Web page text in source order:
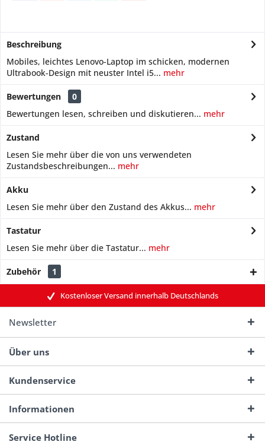
Beschreibung
Mobiles, leichtes Lenovo-Laptop im schicken, modernen
Ultrabook-Design mit neuster Intel i5... mehr
Bewertungen
0
Bewertungen lesen, schreiben und diskutieren... mehr
Zustand
Lesen Sie mehr über die von uns verwendeten
Zustandsbeschreibungen... mehr
Akku
Lesen Sie mehr über den Zustand des Akkus... mehr
Tastatur
Lesen Sie mehr über die Tastatur... mehr
Zubehör 1
Kostenloser Versand innerhalb Deutschlands
Newsletter
Über uns
Kundenservice
Informationen
Service Hotline